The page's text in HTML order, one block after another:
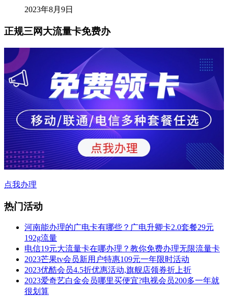
2023年8月9日
正规三网大流量卡免费办
点我办理
热门活动
河南能办理的广电卡有哪些？广电升卿卡2.0套餐29元
192g流量
电信19元大流量卡在哪办理？教你免费办理无限流量卡
2023芒果tv会员新用户特惠109元一年限时活动
2023优酷会员4.5折优惠活动,旗舰店领券折上折
2023爱奇艺白金会员哪里买便宜?电视会员200多一年就
很划算